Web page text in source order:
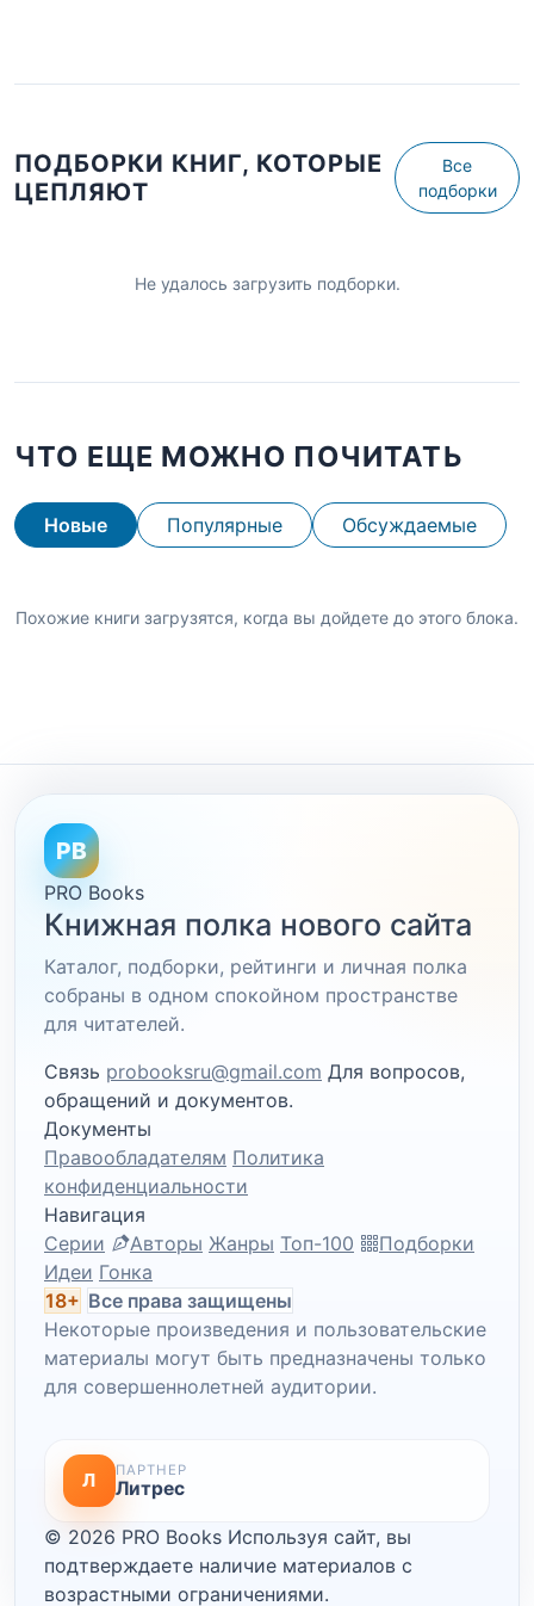
ПОДБОРКИ КНИГ, КОТОРЫЕ
ЦЕПЛЯЮТ
Все
подборки
Не удалось загрузить подборки.
ЧТО ЕЩЕ МОЖНО ПОЧИТАТЬ
Новые Популярные Обсуждаемые
Похожие книги загрузятся, когда вы дойдете до этого блока.
PB
PRO Books
Книжная полка нового сайта
Каталог, подборки, рейтинги и личная полка
собраны в одном спокойном пространстве
для читателей.
Связь probooksru@gmail.com Для вопросов,
обращений и документов.
Документы
Правообладателям Политика
конфиденциальности
Навигация
Серии
Авторы Жанры Топ-100
Подборки
Идеи Гонка
18+ Все права защищены
Некоторые произведения и пользовательские
материалы могут быть предназначены только
для совершеннолетней аудитории.
Л ПАРТНЕР
Литрес
© 2026 PRO Books Используя сайт, вы
подтверждаете наличие материалов с
возрастными ограничениями.